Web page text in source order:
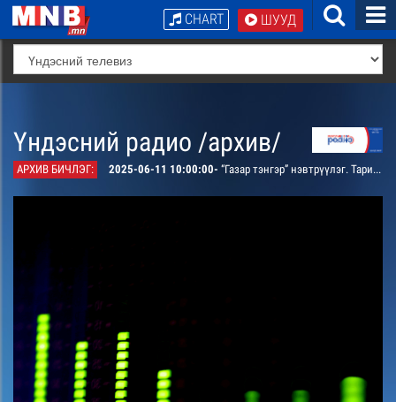
ШУУД
CHART
Үндэсний радио /архив/
АРХИВ БИЧЛЭГ: 2025-06-11 10:00:00- “Газар тэнгэр” нэвтрүүлэг. Таримлын хог ургамал, хор хөнөөл, түүнээс урьдчилан сэргийлэх арга, аргачилгааны тухай доктор Отгонсүрэнтэй ярилцана.